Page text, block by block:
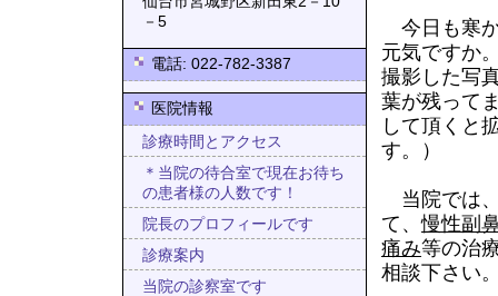
－5
電話: 022-782-3387
医院情報
診療時間とアクセス
＊当院の待合室で現在お待ち
の患者様の人数です！
院長のプロフィールです
診療案内
当院の診察室です
今日も寒
元気ですか
撮影した写
葉が残って
して頂くと
す。）
当院では
て、慢性副
痛み等の治
相談下さい